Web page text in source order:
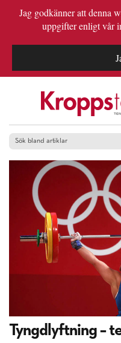
Jag godkänner att denna
uppgifter enligt vår
Tyngdlyftning –